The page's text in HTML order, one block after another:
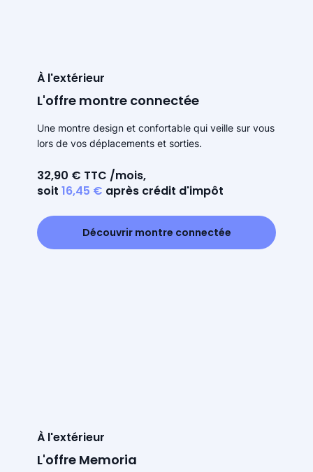
À l'extérieur
L'offre montre connectée
Une montre design et confortable qui veille sur vous
lors de vos déplacements et sorties.
32,90 € TTC /mois,
soit 16,45 € après crédit d'impôt
Découvrir montre connectée
À l'extérieur
L'offre Memoria